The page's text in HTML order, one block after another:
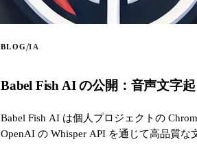
BLOG/IA
Babel Fish AI の公開：音声文字
Babel Fish AI は個人プロジェクトの
OpenAI の Whisper API を通じて高品質な